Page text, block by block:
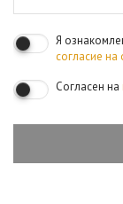
Я
согласие
Согласен на